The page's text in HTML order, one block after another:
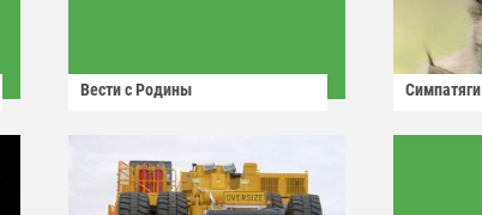
Вести с Родины Симпатяги